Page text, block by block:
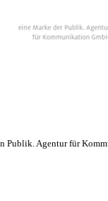
Publik. Agentur für